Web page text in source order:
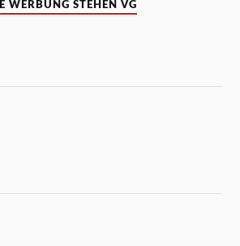
WERBUNG STEHEN VG